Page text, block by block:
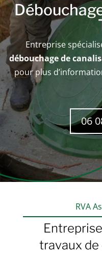
Entreprise
débouchage de
pour plus
06
RVA
travaux